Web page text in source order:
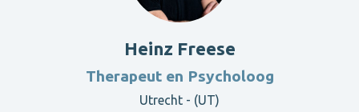
Heinz Freese
Therapeut en Psycholoog
Utrecht - (UT)